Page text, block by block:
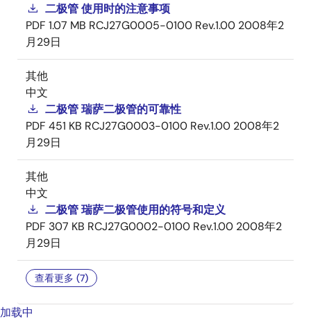
二极管 使用时的注意事项
PDF 1.07 MB RCJ27G0005-0100 Rev.1.00 2008年2
月29日
其他
中文
二极管 瑞萨二极管的可靠性
PDF 451 KB RCJ27G0003-0100 Rev.1.00 2008年2
月29日
其他
中文
二极管 瑞萨二极管使用的符号和定义
PDF 307 KB RCJ27G0002-0100 Rev.1.00 2008年2
月29日
查看更多 (7)
加载中